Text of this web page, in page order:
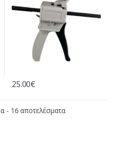
25.00€
- 16 αποτελέσματα